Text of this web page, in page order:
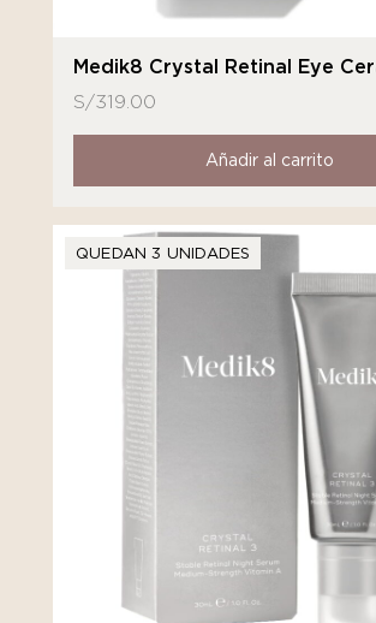
Medik8 Crystal Retinal Eye
S/319.00
Añadir al carrito
QUEDAN 3 UNIDADES